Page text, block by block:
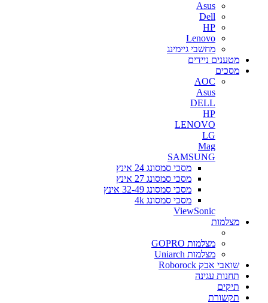
Asus
Dell
HP
Lenovo
מחשבי גיימינג
מטענים ניידים
מסכים
AOC
Asus
DELL
HP
LENOVO
LG
Mag
SAMSUNG
מסכי סמסונג 24 אינץ
מסכי סמסונג 27 אינץ
מסכי סמסונג 32-49 אינץ
מסכי סמסונג 4k
ViewSonic
מצלמות
מצלמות GOPRO
מצלמות Uniarch
שואבי אבק Roborock
תחנות עגינה
תיקים
תקשורת